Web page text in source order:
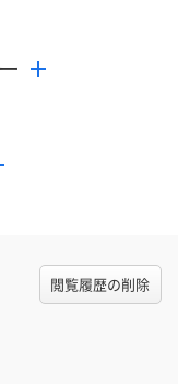
未定）
閲覧履歴の削除